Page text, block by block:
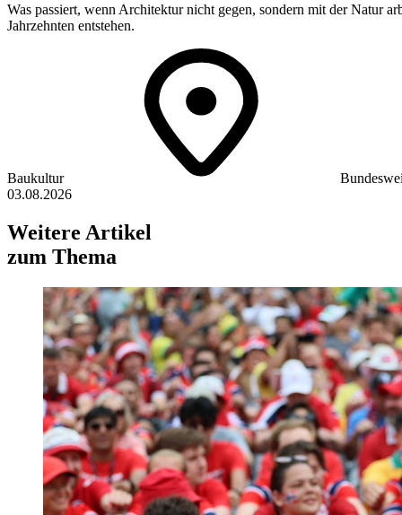
Was passiert, wenn Architektur nicht gegen, sondern mit der Natur
Jahrzehnten entstehen.
Baukultur
03.08.2026
Weitere Artikel
zum Thema